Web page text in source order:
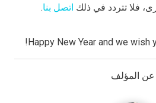
فلا تتردد في ذلك اتصل بنا.
Happy New Year and we wish
عن المؤلف